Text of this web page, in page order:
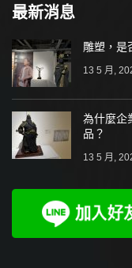
最新消息
雕塑，是
13 5 月,
為什麼企
品？
13 5 月,